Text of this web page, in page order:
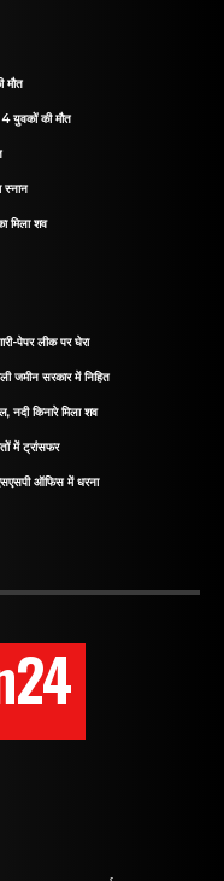
मौत
4 युवकों की मौत
स्नान
मिला शव
पेपर लीक पर घेरा
जमीन सरकार में निहित
किनारे मिला शव
में ट्रांसफर
ऑफिस में धरना